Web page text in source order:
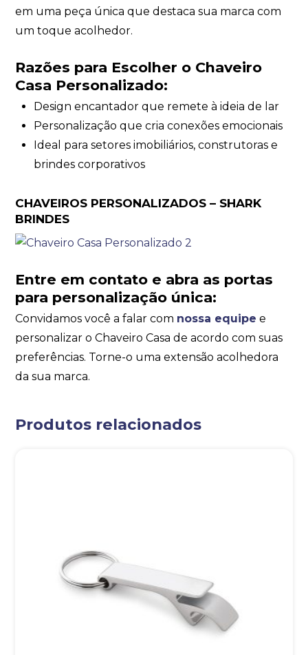
em uma peça única que destaca sua marca com
um toque acolhedor.
Razões para Escolher o Chaveiro
Casa Personalizado:
Design encantador que remete à ideia de lar
Personalização que cria conexões emocionais
Ideal para setores imobiliários, construtoras e
brindes corporativos
CHAVEIROS PERSONALIZADOS – SHARK
BRINDES
Entre em contato e abra as portas
para personalização única:
Convidamos você a falar com nossa equipe e
personalizar o Chaveiro Casa de acordo com suas
preferências. Torne-o uma extensão acolhedora
da sua marca.
Produtos relacionados